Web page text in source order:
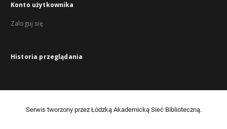
Konto użytkownika
Zaloguj się
Historia przeglądania
Serwis tworzony przez Łódzką Akademicką Sieć Biblioteczną.